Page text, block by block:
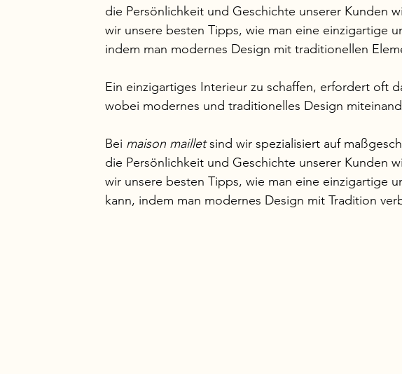
die Persönlichkeit und Geschichte unserer Kunden
wir unsere besten Tipps, wie man eine einzigartige
indem man modernes Design mit traditionellen
Ein einzigartiges Interieur zu schaffen, erfordert oft
wobei modernes und traditionelles Design
Bei maison maillet sind wir spezialisiert auf
die Persönlichkeit und Geschichte unserer Kunden
wir unsere besten Tipps, wie man eine einzigartige
kann, indem man modernes Design mit Tradition